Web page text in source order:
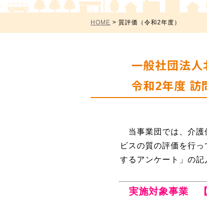
HOME > 質評価（令和2年度）
一般社団法人北
令和2年度 訪問
当事業団では、介護
ビスの質の評価を行
するアンケート」の記
実施対象事業 【